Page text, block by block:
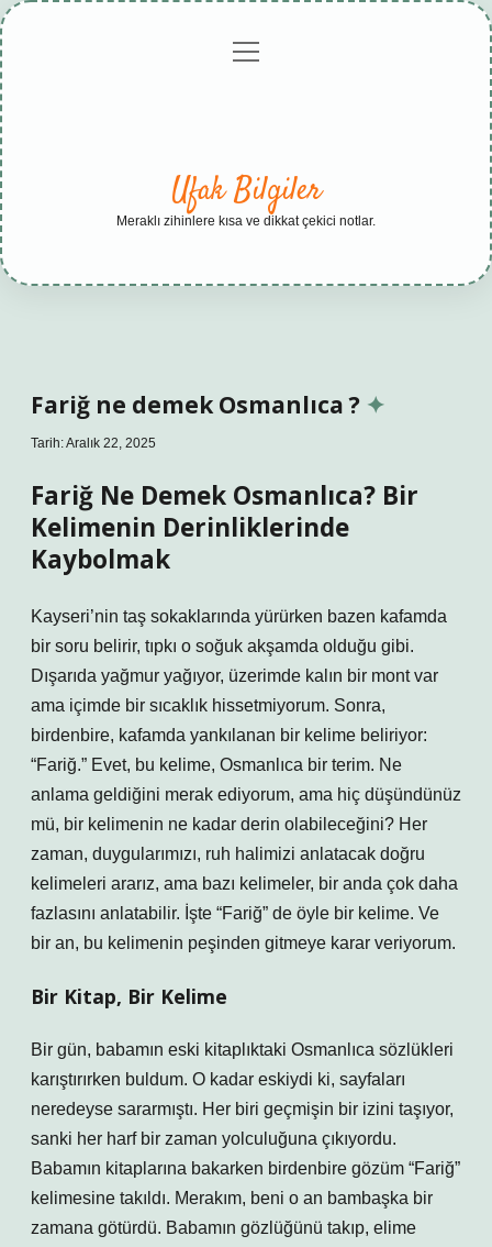
Gizlilikmenüyü
Ufak Bilgiler
Meraklı zihinlere kısa ve dikkat çekici notlar.
Fariğ ne demek Osmanlıca ?
Tarih: Aralık 22, 2025
Fariğ Ne Demek Osmanlıca? Bir
Kelimenin Derinliklerinde
Kaybolmak
Kayseri’nin taş sokaklarında yürürken bazen kafamda
bir soru belirir, tıpkı o soğuk akşamda olduğu gibi.
Dışarıda yağmur yağıyor, üzerimde kalın bir mont var
ama içimde bir sıcaklık hissetmiyorum. Sonra,
birdenbire, kafamda yankılanan bir kelime beliriyor:
“Fariğ.” Evet, bu kelime, Osmanlıca bir terim. Ne
anlama geldiğini merak ediyorum, ama hiç düşündünüz
mü, bir kelimenin ne kadar derin olabileceğini? Her
zaman, duygularımızı, ruh halimizi anlatacak doğru
kelimeleri ararız, ama bazı kelimeler, bir anda çok daha
fazlasını anlatabilir. İşte “Fariğ” de öyle bir kelime. Ve
bir an, bu kelimenin peşinden gitmeye karar veriyorum.
Bir Kitap, Bir Kelime
Bir gün, babamın eski kitaplıktaki Osmanlıca sözlükleri
karıştırırken buldum. O kadar eskiydi ki, sayfaları
neredeyse sararmıştı. Her biri geçmişin bir izini taşıyor,
sanki her harf bir zaman yolculuğuna çıkıyordu.
Babamın kitaplarına bakarken birdenbire gözüm “Fariğ”
kelimesine takıldı. Merakım, beni o an bambaşka bir
zamana götürdü. Babamın gözlüğünü takıp, elime